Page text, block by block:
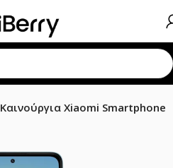
Καινούργια Xiaomi Smartphone